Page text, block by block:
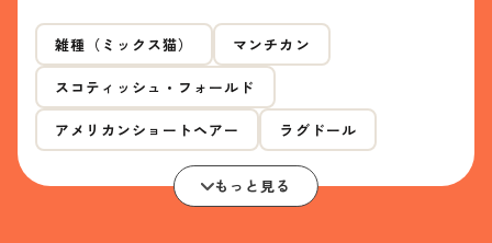
雑種（ミックス猫） マンチカン
スコティッシュ・フォールド
アメリカンショートヘアー ラグドール
もっと見る